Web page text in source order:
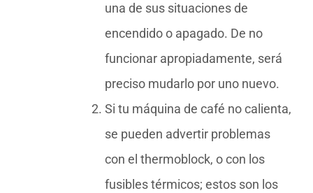
una de sus situaciones de
encendido o apagado. De no
funcionar apropiadamente, será
preciso mudarlo por uno nuevo.
Si tu máquina de café no calienta,
se pueden advertir problemas
con el thermoblock, o con los
fusibles térmicos; estos son los